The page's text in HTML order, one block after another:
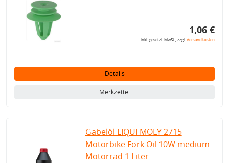
1,06 €
inkl. gesetzl. MwSt., zzgl.Versandkosten
Details
Merkzettel
Gabelöl LIQUI MOLY 2715
Motorbike Fork Oil 10W medium
Motorrad 1 Liter